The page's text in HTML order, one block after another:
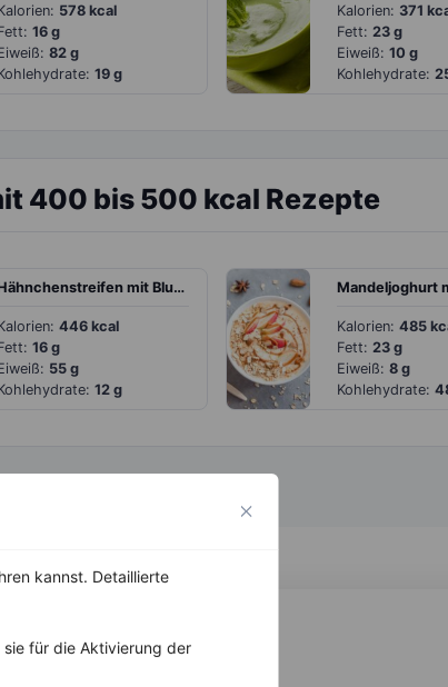
kannst. Detaillierte
für die Aktivierung der
578 kcal
16 g
82 g
19 g
Kalorien: 371
Fett: 23 g
Eiweiß: 10 g
Kohlehydrate:
400 bis 500 kcal Rezepte
Hähnchenstreifen mit Blumenkohl, Brokkoli und Paprika
446 kcal
16 g
55 g
12 g
Kalorien: 485
Fett: 23 g
Eiweiß: 8 g
Kohlehydrate: